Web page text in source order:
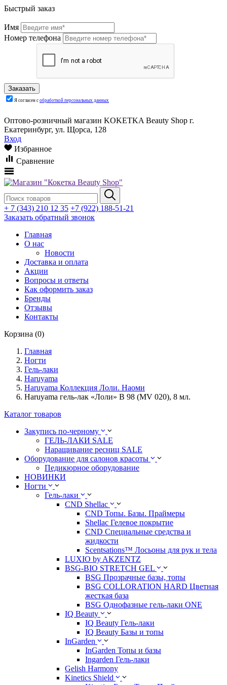
Быстрый заказ
Имя
Номер телефона
Я согласен с обработкой персональных данных
Оптово-розничный магазин KOKETKA Beauty Shop г.
Екатеринбург, ул. Щорса, 128
Вход
Избранное
Сравнение
+ 7 (343) 210 12 35 +7 (922) 188-51-21
Заказать обратный звонок
Главная
О нас
Новости
Доставка и оплата
Акции
Вопросы и ответы
Как оформить заказ
Бренды
Отзывы
Контакты
Корзина (0)
Главная
Ногти
Гель-лаки
Haruyama
Haruyama Коллекция Лоли. Наоми
Haruyama гель-лак «Лоли» B 98 (MV 020), 8 мл.
Каталог товаров
Закупись по-черному
ГЕЛЬ-ЛАКИ SALE
Наращивание ресниц SALE
Оборудование для салонов красоты
Педикюрное оборудование
НОВИНКИ
Ногти
Гель-лаки
CND Shellac
CND Топы. Базы. Праймеры
Shellac Гелевое покрытие
CND Специальные средства и
жидкости
Scentsations™ Лосьоны для рук и тела
LUXIO by AKZENTZ
BSG-BIO STRETCH GEL
BSG Прозрачные базы, топы
BSG COLLORATION HARD Цветная
жесткая база
BSG Однофазные гель-лаки ONE
IQ Beauty
IQ Beauty Гель-лаки
IQ Beauty Базы и топы
InGarden
InGarden Топы и базы
Ingarden Гель-лаки
Gelish Harmony
Kinetics Shield